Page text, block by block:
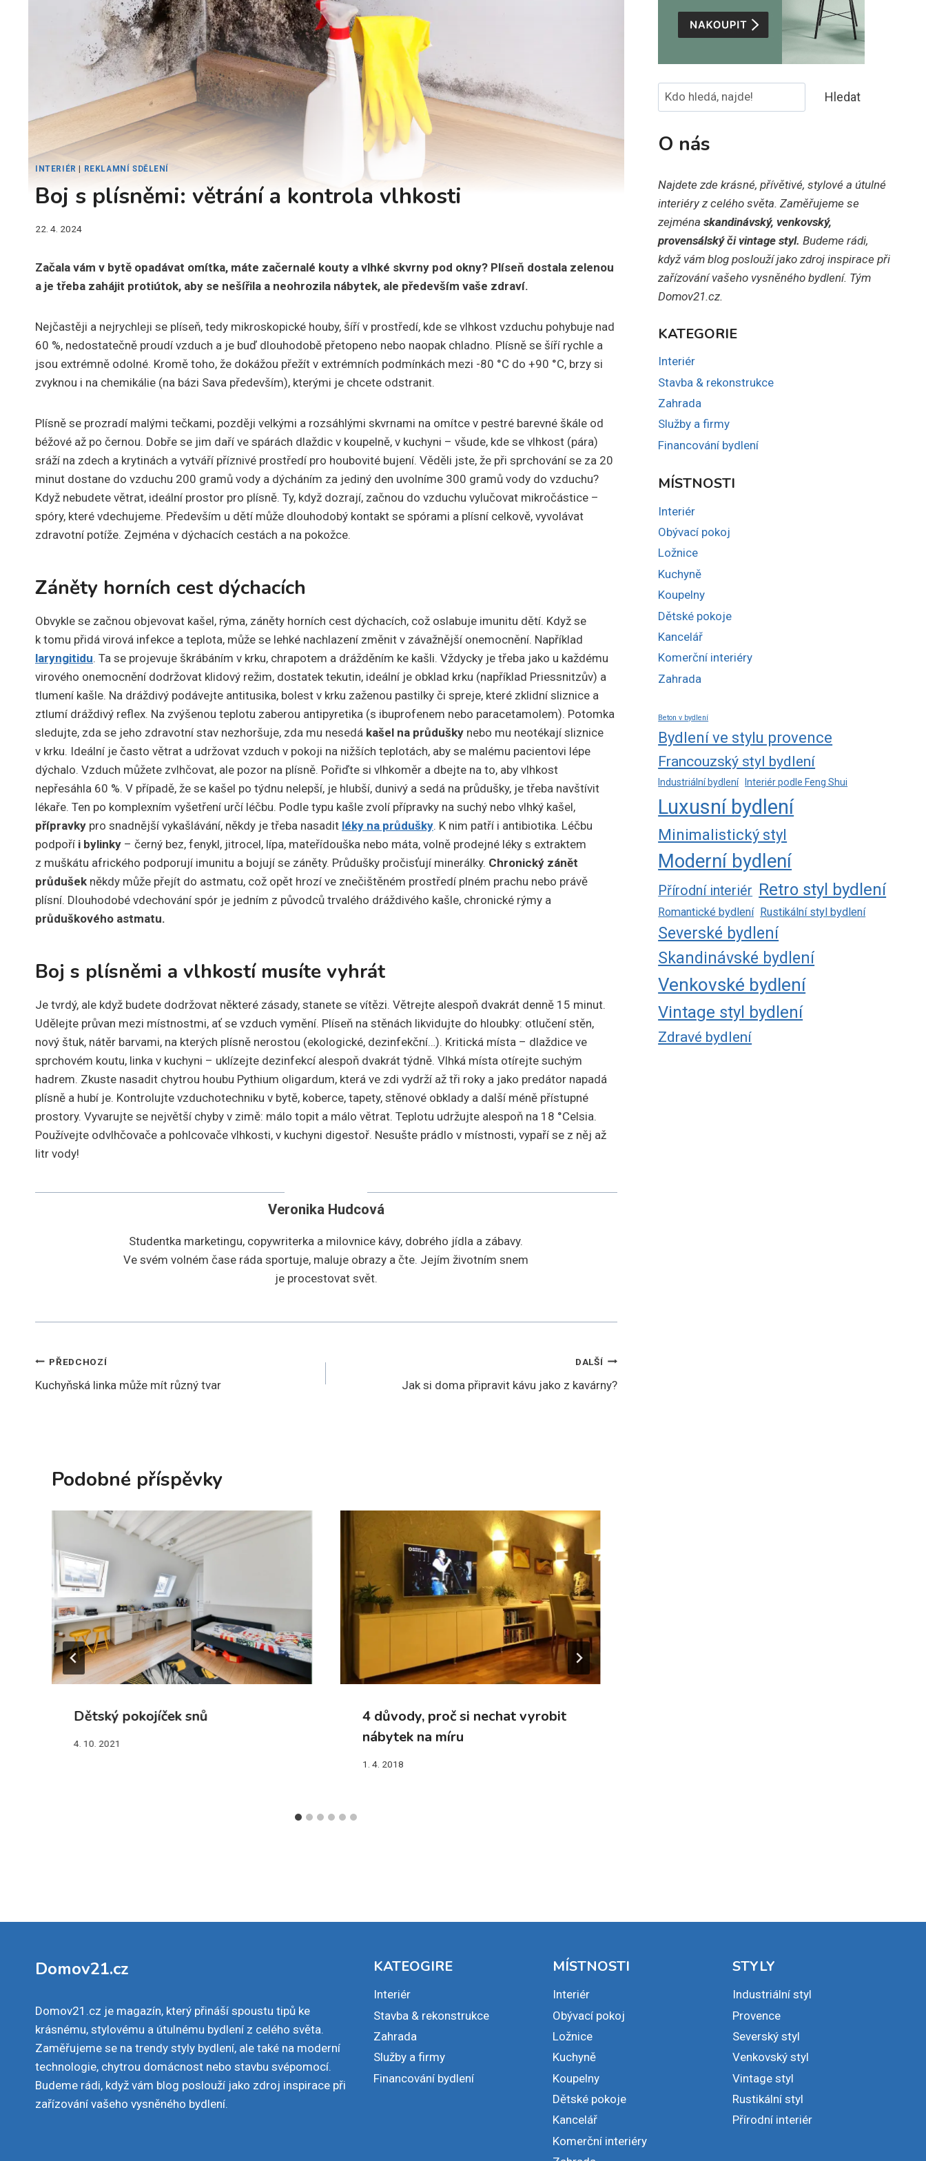
INTERIÉR | REKLAMNÍ SDĚLENÍ
Boj s plísněmi: větrání a kontrola vlhkosti
22. 4. 2024
Začala vám v bytě opadávat omítka, máte začernalé kouty a vlhké skvrny pod okny? Plíseň dostala zelenou
a je třeba zahájit protiútok, aby se nešířila a neohrozila nábytek, ale především vaše zdraví.
Nejčastěji a nejrychleji se plíseň, tedy mikroskopické houby, šíří v prostředí, kde se vlhkost vzduchu pohybuje nad
60 %, nedostatečně proudí vzduch a je buď dlouhodobě přetopeno nebo naopak chladno. Plísně se šíří rychle a
jsou extrémně odolné. Kromě toho, že dokážou přežít v extrémních podmínkách mezi -80 °C do +90 °C, brzy si
zvyknou i na chemikálie (na bázi Sava především), kterými je chcete odstranit.
Plísně se prozradí malými tečkami, později velkými a rozsáhlými skvrnami na omítce v pestré barevné škále od
béžové až po černou. Dobře se jim daří ve spárách dlaždic v koupelně, v kuchyni – všude, kde se vlhkost (pára)
sráží na zdech a krytinách a vytváří příznivé prostředí pro houbovité bujení. Věděli jste, že při sprchování se za 20
minut dostane do vzduchu 200 gramů vody a dýcháním za jediný den uvolníme 300 gramů vody do vzduchu?
Když nebudete větrat, ideální prostor pro plísně. Ty, když dozrají, začnou do vzduchu vylučovat mikročástice –
spóry, které vdechujeme. Především u dětí může dlouhodobý kontakt se spórami a plísní celkově, vyvolávat
zdravotní potíže. Zejména v dýchacích cestách a na pokožce.
Záněty horních cest dýchacích
Obvykle se začnou objevovat kašel, rýma, záněty horních cest dýchacích, což oslabuje imunitu dětí. Když se
k tomu přidá virová infekce a teplota, může se lehké nachlazení změnit v závažnější onemocnění. Například
laryngitidu. Ta se projevuje škrábáním v krku, chrapotem a drážděním ke kašli. Vždycky je třeba jako u každému
virového onemocnění dodržovat klidový režim, dostatek tekutin, ideální je obklad krku (například Priessnitzův) a
tlumení kašle. Na dráždivý podávejte antitusika, bolest v krku zaženou pastilky či spreje, které zklidní sliznice a
ztlumí dráždivý reflex. Na zvýšenou teplotu zaberou antipyretika (s ibuprofenem nebo paracetamolem). Potomka
sledujte, zda se jeho zdravotní stav nezhoršuje, zda mu nesedá kašel na průdušky nebo mu neotékají sliznice
v krku. Ideální je často větrat a udržovat vzduch v pokoji na nižších teplotách, aby se malému pacientovi lépe
dýchalo. Vzduch můžete zvlhčovat, ale pozor na plísně. Pořiďte si vlhkoměr a dbejte na to, aby vlhkost
nepřesáhla 60 %. V případě, že se kašel po týdnu nelepší, je hlubší, dunivý a sedá na průdušky, je třeba navštívit
lékaře. Ten po komplexním vyšetření určí léčbu. Podle typu kašle zvolí přípravky na suchý nebo vlhký kašel,
přípravky pro snadnější vykašlávání, někdy je třeba nasadit léky na průdušky. K nim patří i antibiotika. Léčbu
podpoří i bylinky – černý bez, fenykl, jitrocel, lípa, mateřídouška nebo máta, volně prodejné léky s extraktem
z muškátu afrického podporují imunitu a bojují se záněty. Průdušky pročisťují minerálky. Chronický zánět
průdušek někdy může přejít do astmatu, což opět hrozí ve znečištěném prostředí plném prachu nebo právě
plísní. Dlouhodobé vdechování spór je jedním z původců trvalého dráždivého kašle, chronické rýmy a
průduškového astmatu.
Boj s plísněmi a vlhkostí musíte vyhrát
Je tvrdý, ale když budete dodržovat některé zásady, stanete se vítězi. Větrejte alespoň dvakrát denně 15 minut.
Udělejte průvan mezi místnostmi, ať se vzduch vymění. Plíseň na stěnách likvidujte do hloubky: otlučení stěn,
nový štuk, nátěr barvami, na kterých plísně nerostou (ekologické, dezinfekční…). Kritická místa – dlaždice ve
sprchovém koutu, linka v kuchyni – uklízejte dezinfekcí alespoň dvakrát týdně. Vlhká místa otírejte suchým
hadrem. Zkuste nasadit chytrou houbu Pythium oligardum, která ve zdi vydrží až tři roky a jako predátor napadá
plísně a hubí je. Kontrolujte vzduchotechniku v bytě, koberce, tapety, stěnové obklady a další méně přístupné
prostory. Vyvarujte se největší chyby v zimě: málo topit a málo větrat. Teplotu udržujte alespoň na 18 °Celsia.
Používejte odvlhčovače a pohlcovače vlhkosti, v kuchyni digestoř. Nesušte prádlo v místnosti, vypaří se z něj až
litr vody!
Veronika Hudcová
Studentka marketingu, copywriterka a milovnice kávy, dobrého jídla a zábavy.
Ve svém volném čase ráda sportuje, maluje obrazy a čte. Jejím životním snem
je procestovat svět.
Navigace
pro
PŘEDCHOZÍ
Kuchyňská linka může mít různý tvar
DALŠÍ
Jak si doma připravit kávu jako z kavárny?
Podobné příspěvky
Dětský pokojíček snů
4. 10. 2021
4 důvody, proč si nechat vyrobit
nábytek na míru
1. 4. 2018
Hledat Hledat
O nás
Najdete zde krásné, přívětivé, stylové a útulné
interiéry z celého světa. Zaměřujeme se
zejménaskandinávský, venkovský,
provensálský či vintage styl. Budeme rádi,
když vám blog poslouží jako zdroj inspirace při
zařízování vašeho vysněného bydlení. Tým
Domov21.cz.
KATEGORIE
Interiér
Stavba & rekonstrukce
Zahrada
Služby a firmy
Financování bydlení
MÍSTNOSTI
Interiér
Obývací pokoj
Ložnice
Kuchyně
Koupelny
Dětské pokoje
Kancelář
Komerční interiéry
Zahrada
Beton v bydlení
Bydlení ve stylu provence
Francouzský styl bydlení
Industriální bydlení Interiér podle Feng Shui
Luxusní bydlení
Minimalistický styl
Moderní bydlení
Přírodní interiér Retro styl bydlení
Romantické bydlení Rustikální styl bydlení
Severské bydlení
Skandinávské bydlení
Venkovské bydlení
Vintage styl bydlení
Zdravé bydlení
Domov21.cz
Domov21.cz je magazín, který přináší spoustu tipů ke
krásnému, stylovému a útulnému bydlení z celého světa.
Zaměřujeme se na trendy styly bydlení, ale také na moderní
technologie, chytrou domácnost nebo stavbu svépomocí.
Budeme rádi, když vám blog poslouží jako zdroj inspirace při
zařízování vašeho vysněného bydlení.
KATEOGIRE
Interiér
Stavba & rekonstrukce
Zahrada
Služby a firmy
Financování bydlení
MÍSTNOSTI
Interiér
Obývací pokoj
Ložnice
Kuchyně
Koupelny
Dětské pokoje
Kancelář
Komerční interiéry
STYLY
Industriální styl
Provence
Severský styl
Venkovský styl
Vintage styl
Rustikální styl
Přírodní interiér